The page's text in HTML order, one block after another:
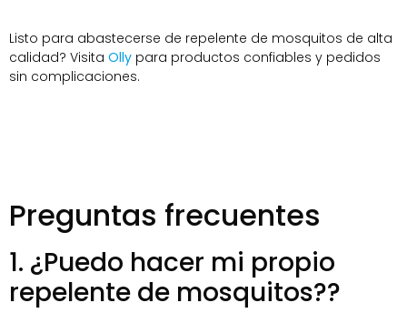
Listo para abastecerse de repelente de mosquitos de alta
calidad? Visita Olly para productos confiables y pedidos
sin complicaciones.
Preguntas frecuentes
1. ¿Puedo hacer mi propio
repelente de mosquitos??